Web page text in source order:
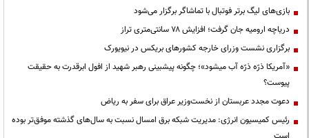
بازی‌های لیگ برتر فوتبال با تماشاگر برگزار می‌شود
دریاچه ارومیه جان گرفت؛ افزایش ۷۸ سانتی‌متری تراز
برگزاری نشست وزرای خارجه کشورهای بریکس در نیویورک
«آمریکا ذرّه ذرّه آب میشود»؛ چگونه پیشبینی رهبر شهید از افول ابرقدرت به حقیقت
پیوست؟
دعوت مجدد عربستان از نخست‌وزیر عراق برای سفر به ریاض
رئیس کمیسیون انرژی: مدیریت شبکه برق امسال نسبت به سال‌های گذشته موفق‌تر بوده